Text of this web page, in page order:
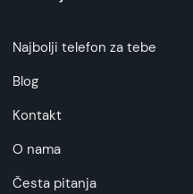
Najbolji telefon za tebe
Blog
Kontakt
O nama
Česta pitanja